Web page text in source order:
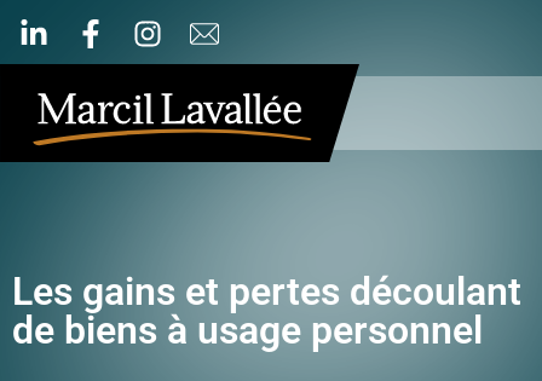
Les gains et pertes découlant
de biens à usage personnel